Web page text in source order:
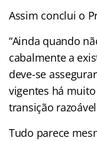
Assim conclui o
“Ainda quando
cabalmente a
deve-se
vigentes há
transição
Tudo parece